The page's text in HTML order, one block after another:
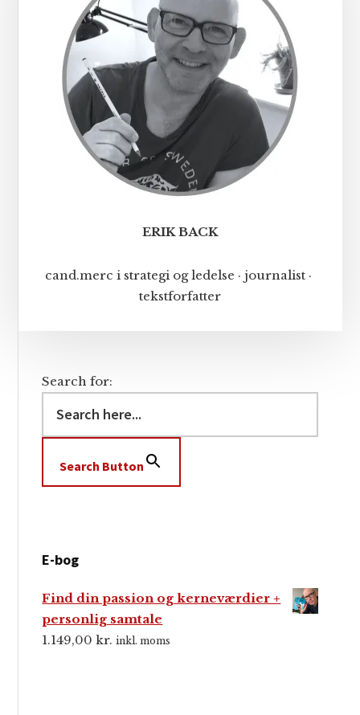
ERIK BACK
cand.merc i strategi og ledelse · journalist ·
tekstforfatter
Search for:
Search Button
E-bog
Find din passion og kerneværdier +
personlig samtale
1.149,00kr. inkl. moms